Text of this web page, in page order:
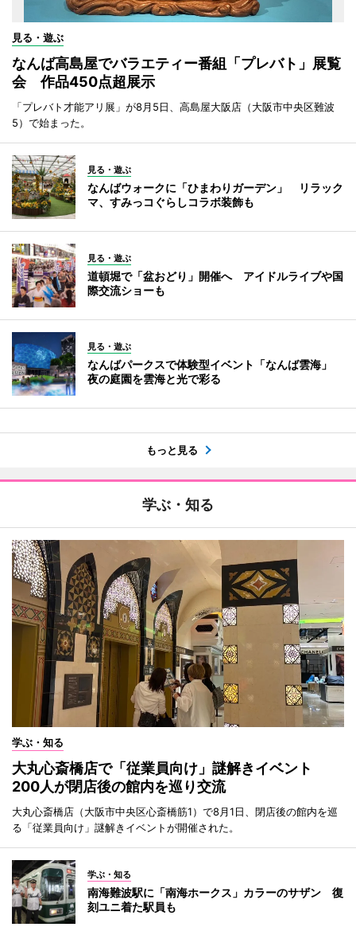
見る・遊ぶ
なんば高島屋でバラエティー番組「プレバト」展覧
会 作品450点超展示
「プレバト才能アリ展」が8月5日、高島屋大阪店（大阪市中央区難波
5）で始まった。
見る・遊ぶ
なんばウォークに「ひまわりガーデン」 リラック
マ、すみっコぐらしコラボ装飾も
見る・遊ぶ
道頓堀で「盆おどり」開催へ アイドルライブや国
際交流ショーも
見る・遊ぶ
なんばパークスで体験型イベント「なんば雲海」
夜の庭園を雲海と光で彩る
もっと見る
学ぶ・知る
学ぶ・知る
大丸心斎橋店で「従業員向け」謎解きイベント
200人が閉店後の館内を巡り交流
大丸心斎橋店（大阪市中央区心斎橋筋1）で8月1日、閉店後の館内を巡
る「従業員向け」謎解きイベントが開催された。
学ぶ・知る
南海難波駅に「南海ホークス」カラーのサザン 復
刻ユニ着た駅員も